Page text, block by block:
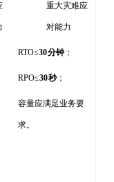
重大灾难应
对能力
RTO≤30分钟 ；
RPO≤30秒；
容量应满足业务要
求。